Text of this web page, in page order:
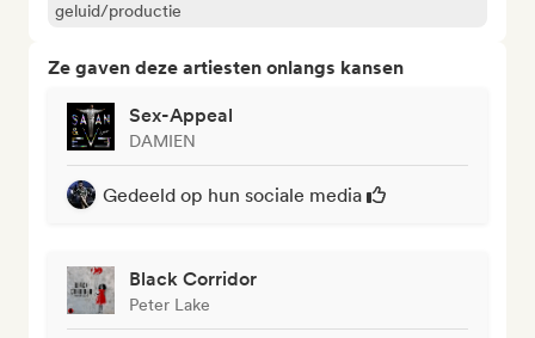
geluid/productie
Ze gaven deze artiesten onlangs kansen
Sex-Appeal
DAMIEN
Gedeeld op hun sociale media
Black Corridor
Peter Lake